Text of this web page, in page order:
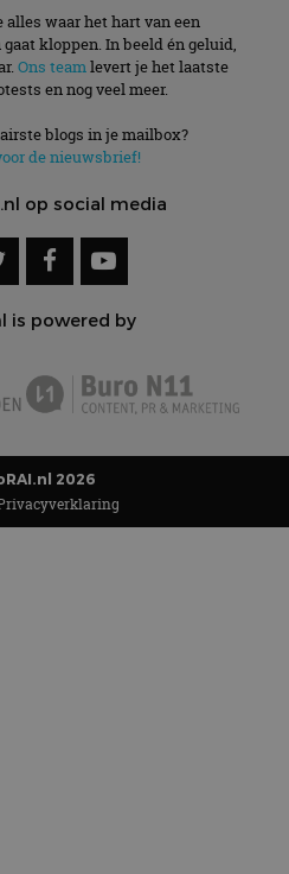
waar het hart van een
kloppen. In beeld én geluid,
Ons teamlevert je het laatste
en nog veel meer.
blogs in je mailbox?
de nieuwsbrief!
op social media
is powered by
2026